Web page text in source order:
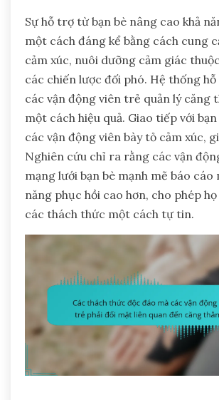
Sự hỗ trợ từ bạn bè nâng cao khả
một cách đáng kể bằng cách cung
cảm xúc, nuôi dưỡng cảm giác
các chiến lược đối phó. Hệ thống
các vận động viên trẻ quản lý căng
một cách hiệu quả. Giao tiếp với
các vận động viên bày tỏ cảm xúc,
Nghiên cứu chỉ ra rằng các vận
mạng lưới bạn bè mạnh mẽ báo cáo
năng phục hồi cao hơn, cho phép
các thách thức một cách tự tin.